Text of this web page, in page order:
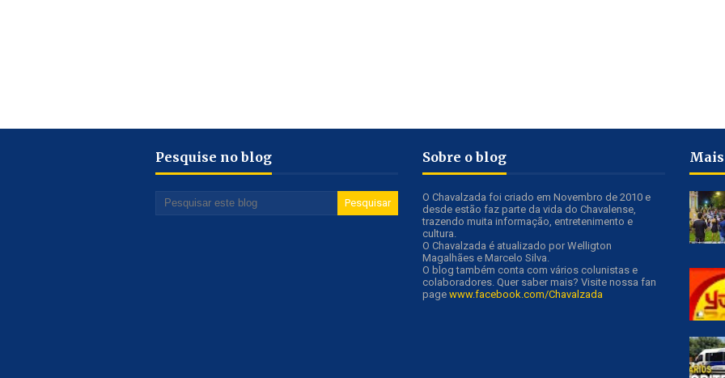
Pesquise no blog Sobre o blog
O Chavalzada foi criado em Novembro de 2010 e
desde estão faz parte da vida do Chavalense,
trazendo muita informação, entretenimento e
cultura.
O Chavalzada é atualizado por Welligton
Magalhães e Marcelo Silva.
O blog também conta com vários colunistas e
colaboradores. Quer saber mais? Visite nossa fan
page www.facebook.com/Chavalzada